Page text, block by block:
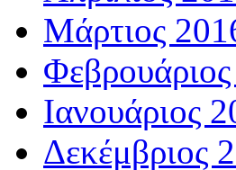
Μάρτιος
Ιανουάριος
Δεκέμβριος